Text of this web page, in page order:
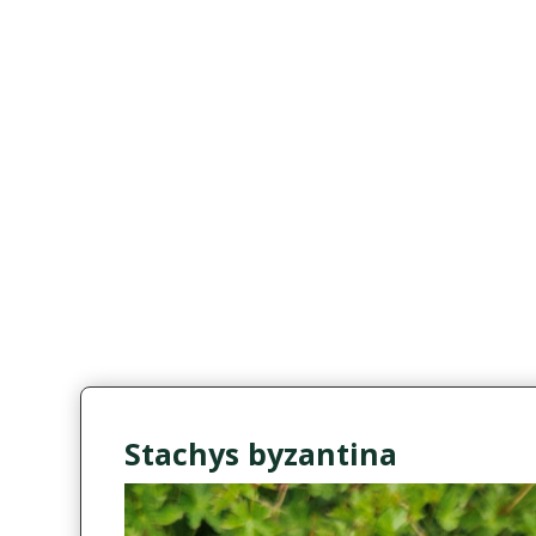
Stachys byzantina